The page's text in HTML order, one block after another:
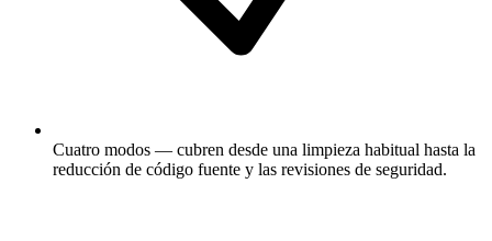
Cuatro modos — cubren desde una limpieza habitual hasta la
reducción de código fuente y las revisiones de seguridad.